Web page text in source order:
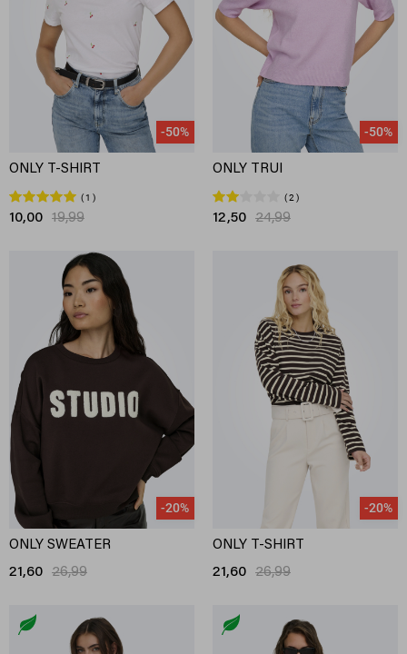
-50%
ONLY T-SHIRT
1
10,00 19,99
-50%
ONLY TRUI
2
12,50 24,99
-20%
ONLY SWEATER
21,60 26,99
-20%
ONLY T-SHIRT
21,60 26,99